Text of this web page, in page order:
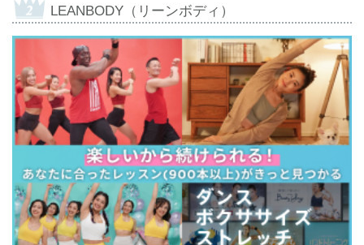
LEANBODY（リーンボディ）